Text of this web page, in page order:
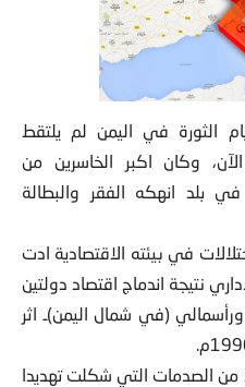
شهد قيام الثورة في اليمن لم يلتقط
وكان اكبر الخاسرين من
في بلد انهكه الفقر والبطالة
في بيئته الاقتصادية ادت
نتيجة اندماج اقتصاد دولتين
(في شمال اليمن)ـ اثر
من الصدمات التي شكلت تهديدا